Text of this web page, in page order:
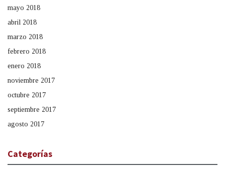
mayo 2018
abril 2018
marzo 2018
febrero 2018
enero 2018
noviembre 2017
octubre 2017
septiembre 2017
agosto 2017
Categorías